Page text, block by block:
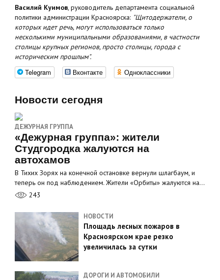
Василий Куимов, руководитель департамента социальной
политики администрации Красноярска: "Щитодержатели, о
которых идет речь, могут использоваться только
несколькими муниципальными образованиями, в частности
столицы крупных регионов, просто столицы, города с
историческим прошлым".
Telegram Вконтакте Одноклассники
Новости сегодня
ДЕЖУРНАЯ ГРУППА
«Дежурная группа»: жители
Студгородка жалуются на
автохамов
В Тихих Зорях на конечной остановке вернули шлагбаум, и
теперь он под наблюдением. Жители «Орбиты» жалуются на…
243
НОВОСТИ
Площадь лесных пожаров в
Красноярском крае резко
увеличилась за сутки
ДОРОГИ И АВТОМОБИЛИ